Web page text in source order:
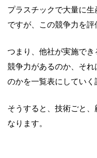
プラスチックで大量に
ですが、この競争力を評
つまり、他社が実施で
競争力があるのか、そ
のかを一覧表にしていく
そうすると、技術ごと
なります。